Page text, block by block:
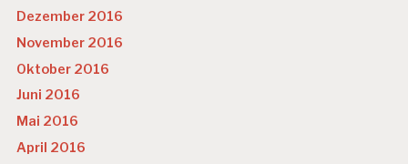
Dezember 2016
November 2016
Oktober 2016
Juni 2016
Mai 2016
April 2016